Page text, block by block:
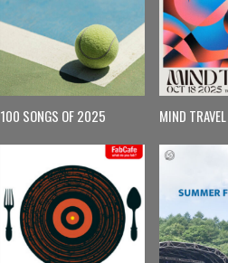
100 SONGS OF 2025 MIND TRAVEL